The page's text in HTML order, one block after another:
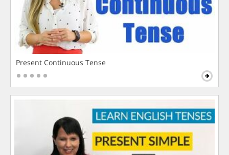
Present Continuous Tense